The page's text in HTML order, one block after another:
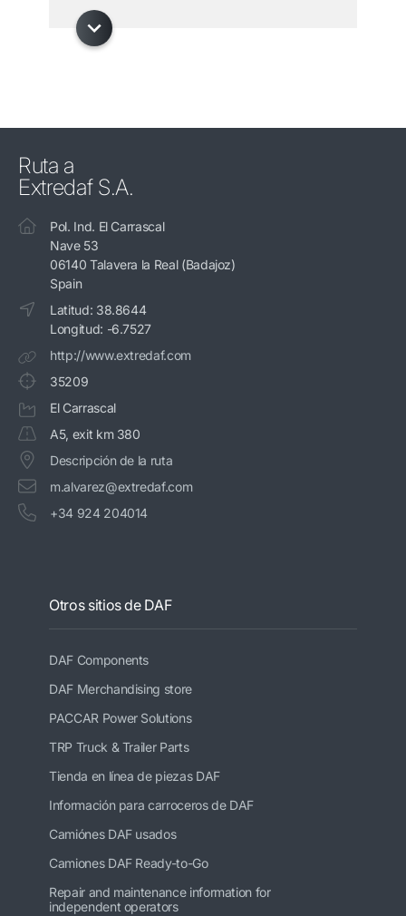
Ruta a
Extredaf S.A.
Pol. Ind. El Carrascal
Nave 53
06140 Talavera la Real (Badajoz)
Spain
Latitud: 38.8644
Longitud: -6.7527
http://www.extredaf.com
35209
El Carrascal
A5, exit km 380
Descripción de la ruta
m.alvarez@extredaf.com
+34 924 204014
Otros sitios de DAF
DAF Components
DAF Merchandising store
PACCAR Power Solutions
TRP Truck & Trailer Parts
Tienda en línea de piezas DAF
Información para carroceros de DAF
Camiónes DAF usados
Camiones DAF Ready-to-Go
Repair and maintenance information for
independent operators